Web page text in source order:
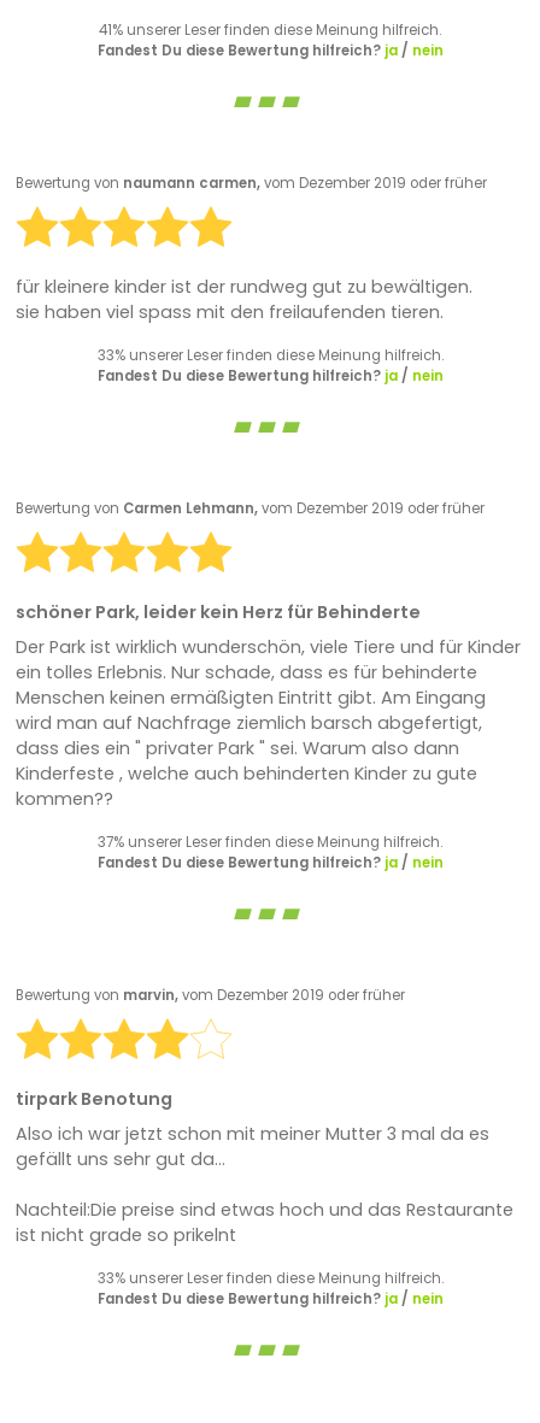
41% unserer Leser finden diese Meinung hilfreich.
Fandest Du diese Bewertung hilfreich? ja/ nein
Bewertung von naumann carmen,vom Dezember 2019 oder früher
für kleinere kinder ist der rundweg gut zu bewältigen.
sie haben viel spass mit den freilaufenden tieren.
33% unserer Leser finden diese Meinung hilfreich.
Fandest Du diese Bewertung hilfreich? ja/ nein
Bewertung von Carmen Lehmann,vom Dezember 2019 oder früher
schöner Park, leider kein Herz für Behinderte
Der Park ist wirklich wunderschön, viele Tiere und für Kinder
ein tolles Erlebnis. Nur schade, dass es für behinderte
Menschen keinen ermäßigten Eintritt gibt. Am Eingang
wird man auf Nachfrage ziemlich barsch abgefertigt,
dass dies ein " privater Park " sei. Warum also dann
Kinderfeste , welche auch behinderten Kinder zu gute
kommen??
37% unserer Leser finden diese Meinung hilfreich.
Fandest Du diese Bewertung hilfreich? ja/ nein
Bewertung von marvin,vom Dezember 2019 oder früher
tirpark Benotung
Also ich war jetzt schon mit meiner Mutter 3 mal da es
gefällt uns sehr gut da...
Nachteil:Die preise sind etwas hoch und das Restaurante
ist nicht grade so prikelnt
33% unserer Leser finden diese Meinung hilfreich.
Fandest Du diese Bewertung hilfreich? ja/ nein